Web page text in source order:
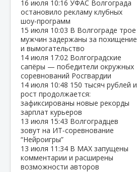
16 июля 10:16 УФАС Волгограда
остановило рекламу клубных
шоу‑программ
15 июля 10:03 В Волгограде трое
мужчин задержаны за похищение
и вымогательство
14 июля 17:02 Волгоградские
сапёры — победители окружных
соревнований Росгвардии
14 июля 10:48 150 тысяч рублей и
рост продолжается:
зафиксированы новые рекорды
зарплат курьеров
13 июля 15:43 Волгоградцев
зовут на ИТ‑соревнование
“Нейроигры”
13 июля 11:34 В МАХ запущены
комментарии и расширены
возможности авторов